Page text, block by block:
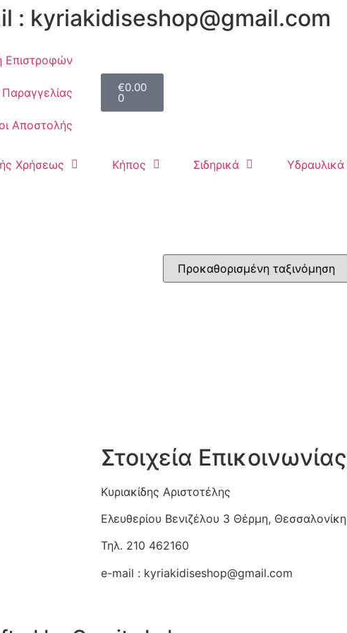
: kyriakidiseshop@gmail.com
Επιστροφών
Αποστολής
€0.00
0
Χρήσεως Κήπος Σιδηρικά Υδραυλικά
Στοιχεία Επικοινωνίας
Κυριακίδης Αριστοτέλης
Ελευθερίου Βενιζέλου 3 Θέρμη, Θεσσαλονίκη
Τηλ. 210 462160
e-mail : kyriakidiseshop@gmail.com